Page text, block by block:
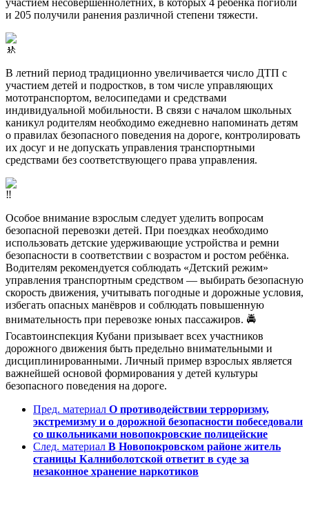
участием несовершеннолетних, в которых 4 ребёнка погибли
и 205 получили ранения различной степени тяжести.
В летний период традиционно увеличивается число ДТП с
участием детей и подростков, в том числе управляющих
мототранспортом, велосипедами и средствами
индивидуальной мобильности. В связи с началом школьных
каникул родителям необходимо ежедневно напоминать детям
о правилах безопасного поведения на дороге, контролировать
их досуг и не допускать управления транспортными
средствами без соответствующего права управления.
Особое внимание взрослым следует уделить вопросам
безопасной перевозки детей. При поездках необходимо
использовать детские удерживающие устройства и ремни
безопасности в соответствии с возрастом и ростом ребёнка.
Водителям рекомендуется соблюдать «Детский режим»
управления транспортным средством — выбирать безопасную
скорость движения, учитывать погодные и дорожные условия,
избегать опасных манёвров и соблюдать повышенную
внимательность при перевозке юных пассажиров. 🚔
Госавтоинспекция Кубани призывает всех участников
дорожного движения быть предельно внимательными и
дисциплинированными. Личный пример взрослых является
важнейшей основой формирования у детей культуры
безопасного поведения на дороге.
Пред. материал О противодействии терроризму,
экстремизму и о дорожной безопасности побеседовали
со школьниками новопокровские полицейские
След. материал В Новопокровском районе житель
станицы Калниболотской ответит в суде за
незаконное хранение наркотиков